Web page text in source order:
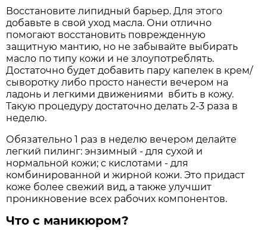
Восстановите липидный барьер. Для этого
добавьте в свой уход масла. Они отлично
помогают восстановить поврежденную
защитную мантию, но не забывайте выбирать
масло по типу кожи и не злоупотреблять.
Достаточно будет добавить пару капелек в крем/
сыворотку либо просто нанести вечером на
ладонь и легкими движениями вбить в кожу.
Такую процедуру достаточно делать 2-3 раза в
неделю.
Обязательно 1 раз в неделю вечером делайте
легкий пилинг: энзимный - для сухой и
нормальной кожи; с кислотами - для
комбинированной и жирной кожи. Это придаст
коже более свежий вид, а также улучшит
проникновение всех рабочих компонентов.
Что с маникюром?